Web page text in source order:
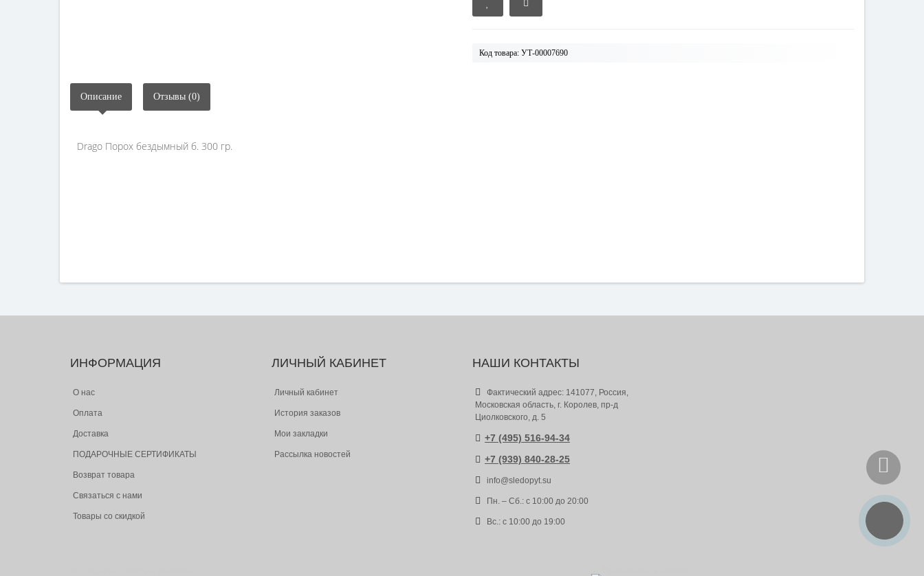
Код товара: УТ-00007690
Описание Отзывы (0)
Drago Порох бездымный б. 300 гр.
ИНФОРМАЦИЯ
О нас
Оплата
Доставка
ПОДАРОЧНЫЕ СЕРТИФИКАТЫ
Возврат товара
Связаться с нами
Товары со скидкой
ЛИЧНЫЙ КАБИНЕТ
Личный кабинет
История заказов
Мои закладки
Рассылка новостей
НАШИ КОНТАКТЫ
Фактический адрес: 141077, Россия,
Московская область, г. Королев, пр-д
Циолковского, д. 5
+7 (495) 516-94-34
+7 (939) 840-28-25
info@sledopyt.su
Пн. – Сб.: с 10:00 до 20:00
Вс.: с 10:00 до 19:00